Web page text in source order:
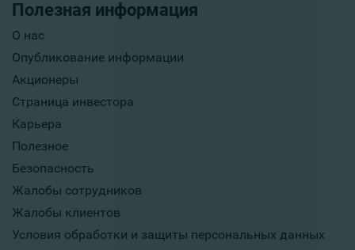
Полезная информация
О нас
Опубликование информации
Акционеры
Страница инвестора
Карьера
Полезное
Безопасность
Жалобы сотрудников
Жалобы клиентов
Условия обработки и защиты персональных данных